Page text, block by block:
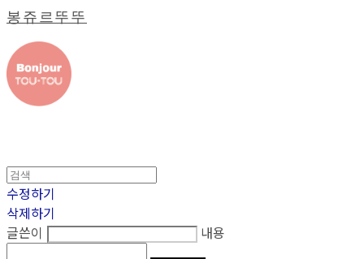
봉쥬르뚜뚜
수정하기
삭제하기
글쓴이
내용